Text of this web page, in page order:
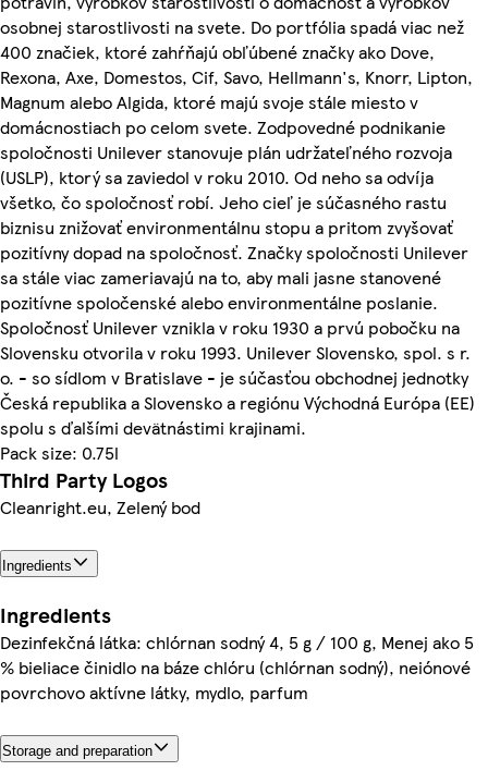
osobnej starostlivosti na svete. Do portfólia spadá viac než
400 značiek, ktoré zahŕňajú obľúbené značky ako Dove,
Rexona, Axe, Domestos, Cif, Savo, Hellmann's, Knorr, Lipton,
Magnum alebo Algida, ktoré majú svoje stále miesto v
domácnostiach po celom svete. Zodpovedné podnikanie
spoločnosti Unilever stanovuje plán udržateľného rozvoja
(USLP), ktorý sa zaviedol v roku 2010. Od neho sa odvíja
všetko, čo spoločnosť robí. Jeho cieľ je súčasného rastu
biznisu znižovať environmentálnu stopu a pritom zvyšovať
pozitívny dopad na spoločnosť. Značky spoločnosti Unilever
sa stále viac zameriavajú na to, aby mali jasne stanovené
pozitívne spoločenské alebo environmentálne poslanie.
Spoločnosť Unilever vznikla v roku 1930 a prvú pobočku na
Slovensku otvorila v roku 1993. Unilever Slovensko, spol. s r.
o. - so sídlom v Bratislave - je súčasťou obchodnej jednotky
Česká republika a Slovensko a regiónu Východná Európa (EE)
spolu s ďalšími devätnástimi krajinami.
Pack size: 0.75l
Third Party Logos
Cleanright.eu, Zelený bod
Ingredients
Ingredients
Dezinfekčná látka: chlórnan sodný 4, 5 g / 100 g, Menej ako 5
% bieliace činidlo na báze chlóru (chlórnan sodný), neiónové
povrchovo aktívne látky, mydlo, parfum
Storage and preparation